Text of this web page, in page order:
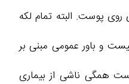
پوست. البته تمام لکه
و باور عمومی مبنی بر
همگی ناشی از بیماری